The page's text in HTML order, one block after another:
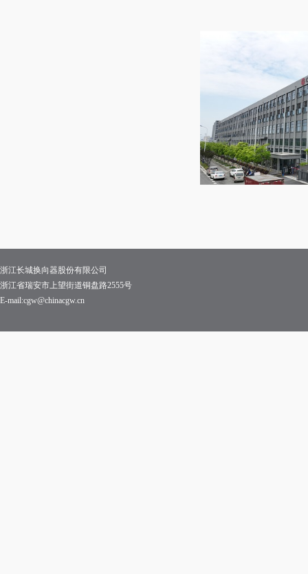
浙江长城换向器股份有限公司
浙江省瑞安市上望街道铜盘路2555号
E-mail:cgw@chinacgw.cn